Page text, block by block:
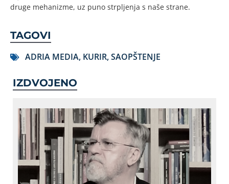
druge mehanizme, uz puno strpljenja s naše strane.
TAGOVI
ADRIA MEDIA, KURIR,SAOPŠTENJE
IZDVOJENO